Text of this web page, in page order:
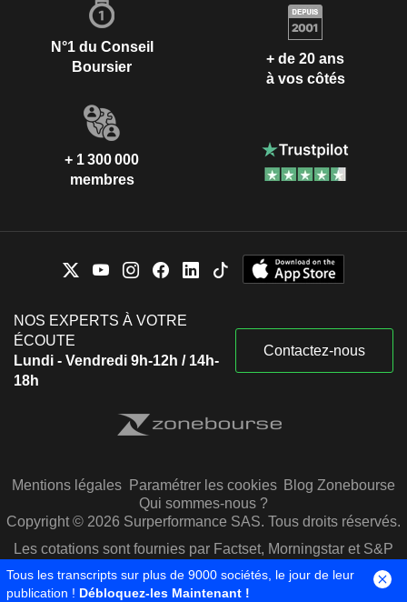
N°1 du Conseil
Boursier
+ de 20 ans
à vos côtés
+ 1 300 000
membres
NOS EXPERTS À VOTRE
ÉCOUTE
Lundi - Vendredi 9h-12h / 14h-
18h
Contactez-nous
Mentions légales Paramétrer les cookies Blog Zonebourse
Qui sommes-nous ?
Copyright © 2026 Surperformance SAS. Tous droits réservés.
Les cotations sont fournies par Factset, Morningstar et S&P
Capital IQ
Tous les transcripts sur plus de 9000 sociétés, le jour de leur
publication ! Débloquez-les Maintenant !